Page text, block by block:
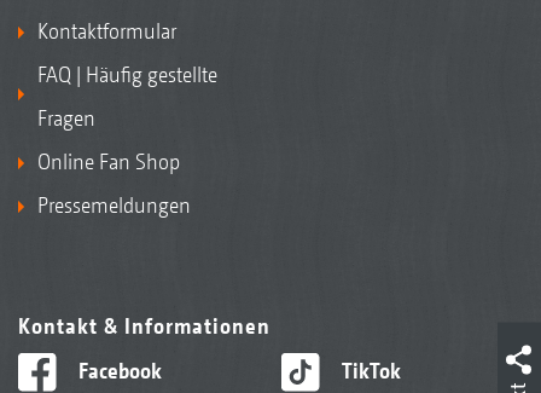
Kontaktformular
FAQ | Häufig gestellte
Fragen
Online Fan Shop
Pressemeldungen
Kontakt & Informationen
Facebook
TikTok